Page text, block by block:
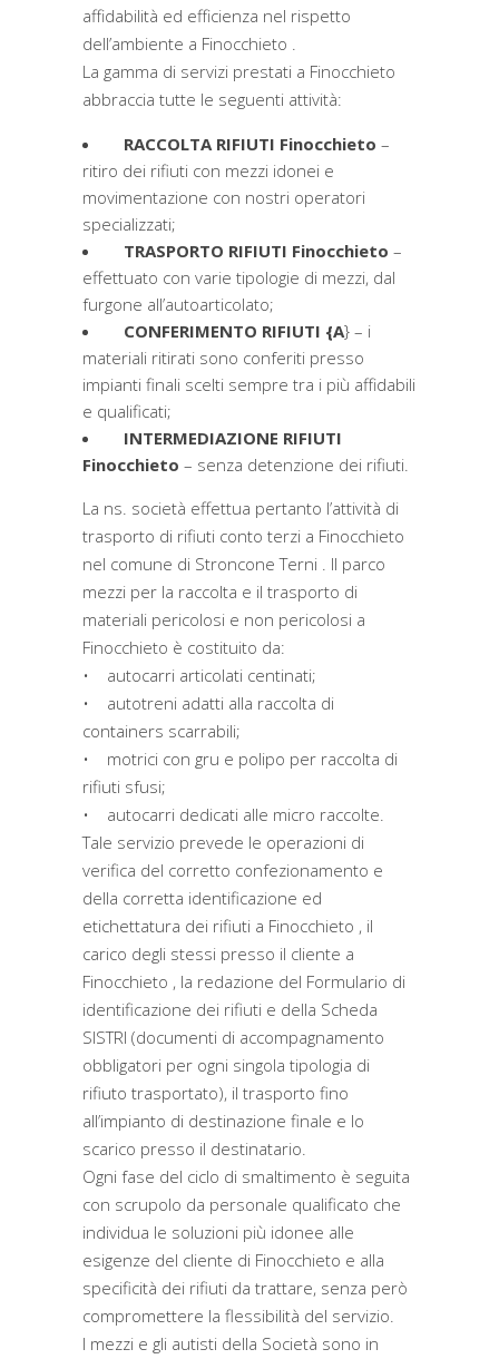
affidabilità ed efficienza nel rispetto
dell’ambiente a Finocchieto .
La gamma di servizi prestati a Finocchieto
abbraccia tutte le seguenti attività:
RACCOLTA RIFIUTI Finocchieto –
ritiro dei rifiuti con mezzi idonei e
movimentazione con nostri operatori
specializzati;
TRASPORTO RIFIUTI Finocchieto –
effettuato con varie tipologie di mezzi, dal
furgone all’autoarticolato;
CONFERIMENTO RIFIUTI {A} – i
materiali ritirati sono conferiti presso
impianti finali scelti sempre tra i più affidabili
e qualificati;
INTERMEDIAZIONE RIFIUTI
Finocchieto – senza detenzione dei rifiuti.
La ns. società effettua pertanto l’attività di
trasporto di rifiuti conto terzi a Finocchieto
nel comune di Stroncone Terni . Il parco
mezzi per la raccolta e il trasporto di
materiali pericolosi e non pericolosi a
Finocchieto è costituito da:
• autocarri articolati centinati;
• autotreni adatti alla raccolta di
containers scarrabili;
• motrici con gru e polipo per raccolta di
rifiuti sfusi;
• autocarri dedicati alle micro raccolte.
Tale servizio prevede le operazioni di
verifica del corretto confezionamento e
della corretta identificazione ed
etichettatura dei rifiuti a Finocchieto , il
carico degli stessi presso il cliente a
Finocchieto , la redazione del Formulario di
identificazione dei rifiuti e della Scheda
SISTRI (documenti di accompagnamento
obbligatori per ogni singola tipologia di
rifiuto trasportato), il trasporto fino
all’impianto di destinazione finale e lo
scarico presso il destinatario.
Ogni fase del ciclo di smaltimento è seguita
con scrupolo da personale qualificato che
individua le soluzioni più idonee alle
esigenze del cliente di Finocchieto e alla
specificità dei rifiuti da trattare, senza però
compromettere la flessibilità del servizio.
I mezzi e gli autisti della Società sono in